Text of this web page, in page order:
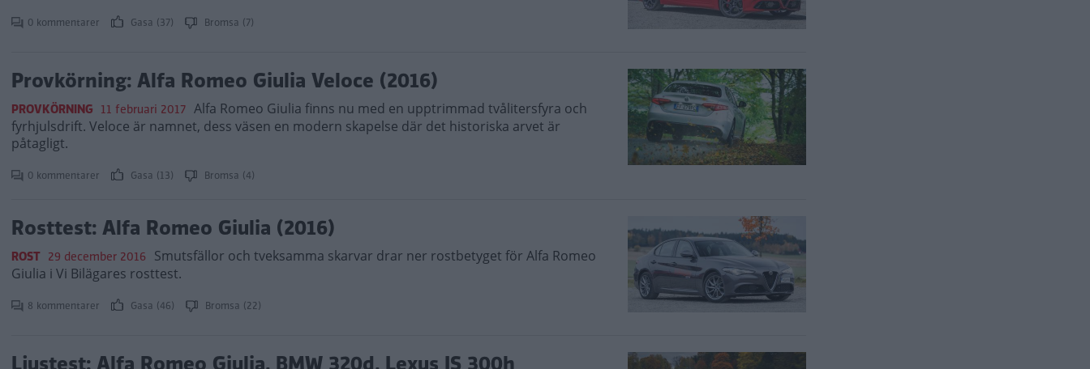
0 kommentarer Gasa (37) Bromsa (7)
Provkörning: Alfa Romeo Giulia Veloce (2016)
PROVKÖRNING 11 februari 2017 Alfa Romeo Giulia finns nu med en upptrimmad tvålitersfyra och
fyrhjulsdrift. Veloce är namnet, dess väsen en modern skapelse där det historiska arvet är
påtagligt.
0 kommentarer Gasa (13) Bromsa (4)
Rosttest: Alfa Romeo Giulia (2016)
ROST 29 december 2016 Smutsfällor och tveksamma skarvar drar ner rostbetyget för Alfa Romeo
Giulia i Vi Bilägares rosttest.
8 kommentarer Gasa (46) Bromsa (22)